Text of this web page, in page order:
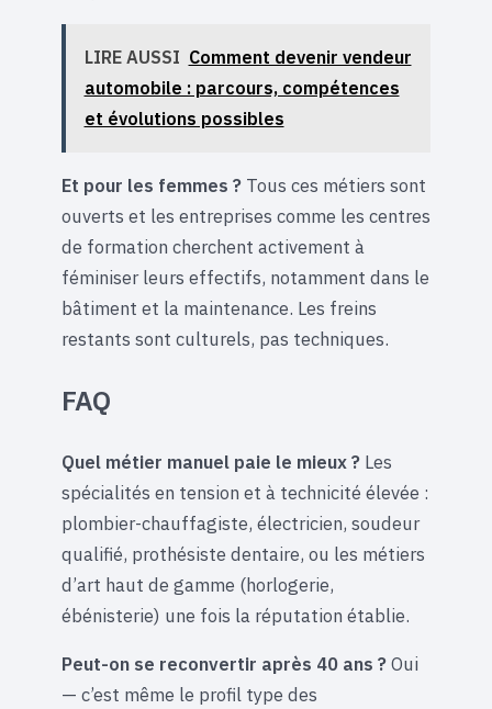
LIRE AUSSI Comment devenir vendeur
automobile : parcours, compétences
et évolutions possibles
Et pour les femmes ? Tous ces métiers sont
ouverts et les entreprises comme les centres
de formation cherchent activement à
féminiser leurs effectifs, notamment dans le
bâtiment et la maintenance. Les freins
restants sont culturels, pas techniques.
FAQ
Quel métier manuel paie le mieux ? Les
spécialités en tension et à technicité élevée :
plombier-chauffagiste, électricien, soudeur
qualifié, prothésiste dentaire, ou les métiers
d’art haut de gamme (horlogerie,
ébénisterie) une fois la réputation établie.
Peut-on se reconvertir après 40 ans ?Oui
— c’est même le profil type des